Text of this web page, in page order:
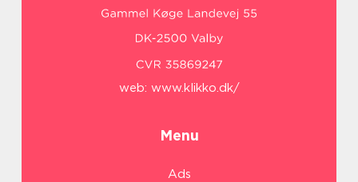
web: www.klikko.dk/
Menu
Ads